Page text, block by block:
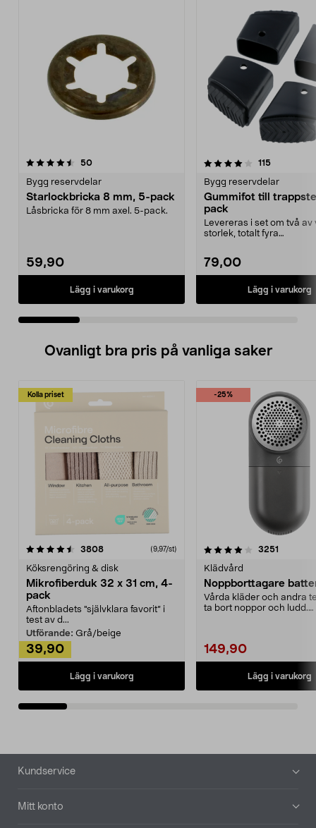
50recensioner
Bygg reservdelar
Starlockbricka 8 mm, 5-pack
Låsbricka för 8 mm axel. 5-pack.
59,90
Lägg i varukorg
4.0 av 5 stjärnor 115
Bygg reservdelar
Gummifot till
pack
Levereras i set om två av
storlek, totalt fyra
79,00
Lägg i varukorg
4.0 av 5 stjärnor
Ovanligt bra pris på vanliga saker
Kolla priset
3808recensioner (9,97/st)
Köksrengöring & disk
Mikrofiberduk 32 x 31 cm, 4-
pack
Aftonbladets "självklara favorit” i
test av d...
Utförande: Grå/beige
39,90
Lägg i varukorg
-25%
4.0av 5 stjärnor 3251
Klädvård
Noppborttagare
Vårda kläder och andra
ta bort noppor och ludd.
149,90
Lägg i varukorg
4.5av 5 stjärnor
Sidfot
Kundservice
Mitt konto